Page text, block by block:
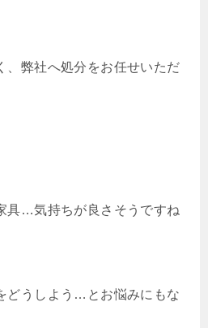
、弊社へ処分をお任せいただ
具…気持ちが良さそうですね
どうしよう…とお悩みにもな